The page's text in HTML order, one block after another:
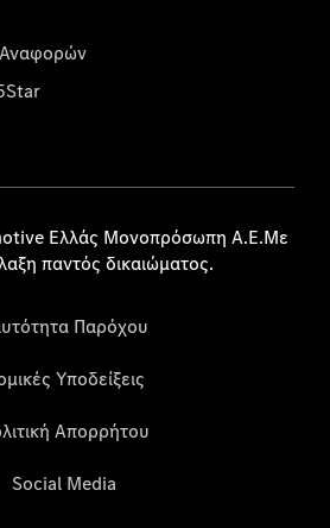
Αναφορών
Ελλάς Μονοπρόσωπη Α.Ε.Με
παντός δικαιώματος.
Παρόχου
Υποδείξεις
Απορρήτου
Social Media